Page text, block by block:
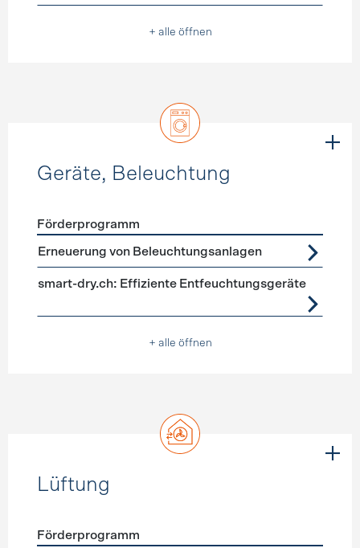
+ alle öffnen
Geräte, Beleuchtung
Förderprogramme Geräte, Beleuchtung
Förderprogramm
Erneuerung von Beleuchtungsanlagen
smart-dry.ch: Effiziente Entfeuchtungsgeräte
+ alle öffnen
Lüftung
Förderprogramm